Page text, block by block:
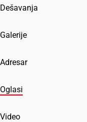
Dešavanja
Galerije
Adresar
Oglasi
Video